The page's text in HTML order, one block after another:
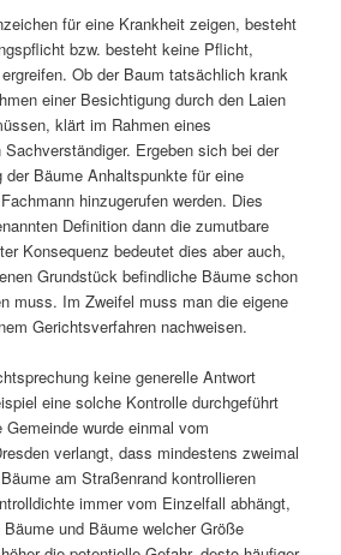
für eine Krankheit zeigen, besteht
bzw. besteht keine Pflicht,
Ob der Baum tatsächlich krank
einer Besichtigung durch den Laien
klärt im Rahmen eines
Ergeben sich bei der
Bäume Anhaltspunkte für eine
hinzugerufen werden. Dies
Definition dann die zumutbare
Konsequenz bedeutet dies aber auch,
Grundstück befindliche Bäume schon
muss. Im Zweifel muss man die eigene
Gerichtsverfahren nachweisen.
keine generelle Antwort
eine solche Kontrolle durchgeführt
wurde einmal vom
verlangt, dass mindestens zweimal
am Straßenrand kontrollieren
immer vom Einzelfall abhängt,
und Bäume welcher Größe